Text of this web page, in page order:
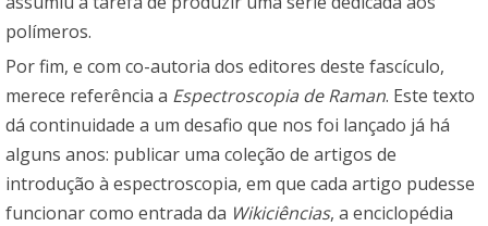
polímeros.
Por fim, e com co-autoria dos editores deste fascículo,
merece referência a Espectroscopia de Raman. Este texto
dá continuidade a um desafio que nos foi lançado já há
alguns anos: publicar uma coleção de artigos de
introdução à espectroscopia, em que cada artigo pudesse
funcionar como entrada da Wikiciências, a enciclopédia